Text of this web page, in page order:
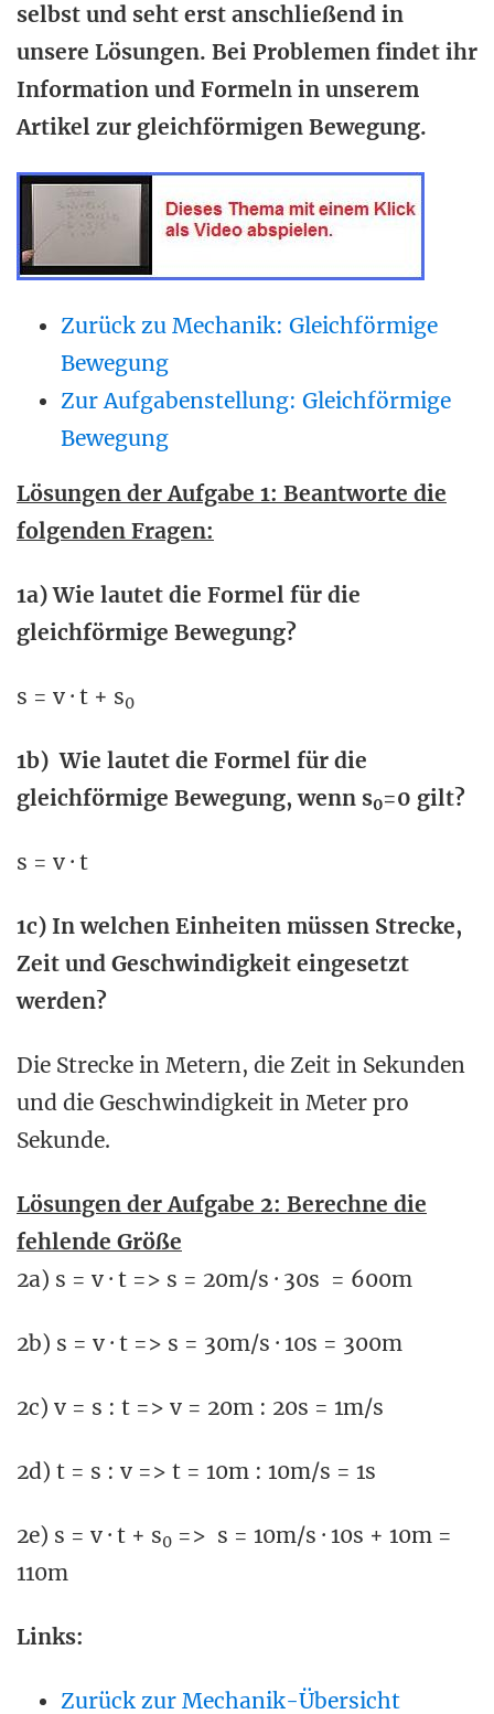
selbst und seht erst anschließend in
unsere Lösungen. Bei Problemen findet ihr
Information und Formeln in unserem
Artikel zur gleichförmigen Bewegung.
Zurück zu Mechanik: Gleichförmige
Bewegung
Zur Aufgabenstellung: Gleichförmige
Bewegung
Lösungen der Aufgabe 1: Beantworte die
folgenden Fragen:
1a) Wie lautet die Formel für die
gleichförmige Bewegung?
s = v · t + s0
1b) Wie lautet die Formel für die
gleichförmige Bewegung, wenn s0=0 gilt?
s = v · t
1c) In welchen Einheiten müssen Strecke,
Zeit und Geschwindigkeit eingesetzt
werden?
Die Strecke in Metern, die Zeit in Sekunden
und die Geschwindigkeit in Meter pro
Sekunde.
Lösungen der Aufgabe 2: Berechne die
fehlende Größe
2a) s = v · t => s = 20m/s · 30s = 600m
2b) s = v · t => s = 30m/s · 10s = 300m
2c) v = s : t => v = 20m : 20s = 1m/s
2d) t = s : v => t = 10m : 10m/s = 1s
2e) s = v · t + s0 => s = 10m/s · 10s + 10m =
110m
Links:
Zurück zur Mechanik-Übersicht